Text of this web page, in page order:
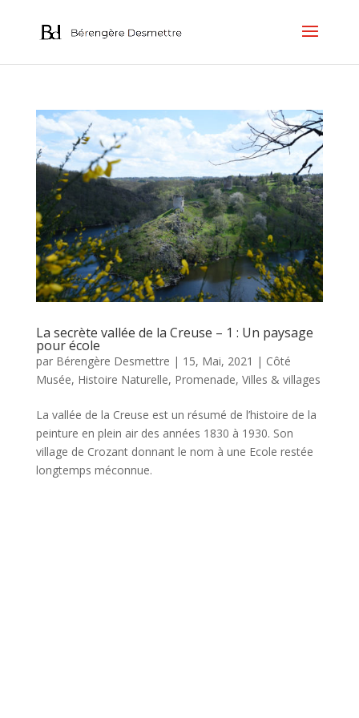
La secrète vallée de la Creuse – 1 : Un paysage
pour école
par Bérengère Desmettre | 15, Mai, 2021 | Côté
Musée, Histoire Naturelle, Promenade, Villes & villages
La vallée de la Creuse est un résumé de l’histoire de la
peinture en plein air des années 1830 à 1930. Son
village de Crozant donnant le nom à une Ecole restée
longtemps méconnue.